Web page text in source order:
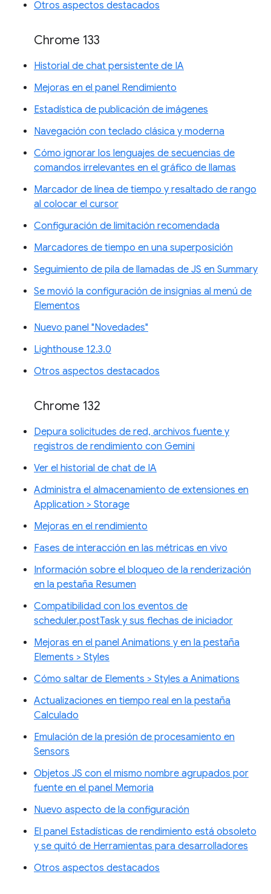
Otros aspectos destacados
Chrome 133
Historial de chat persistente de IA
Mejoras en el panel Rendimiento
Estadística de publicación de imágenes
Navegación con teclado clásica y moderna
Cómo ignorar los lenguajes de secuencias de
comandos irrelevantes en el gráfico de llamas
Marcador de línea de tiempo y resaltado de rango
al colocar el cursor
Configuración de limitación recomendada
Marcadores de tiempo en una superposición
Seguimiento de pila de llamadas de JS en Summary
Se movió la configuración de insignias al menú de
Elementos
Nuevo panel "Novedades"
Lighthouse 12.3.0
Otros aspectos destacados
Chrome 132
Depura solicitudes de red, archivos fuente y
registros de rendimiento con Gemini
Ver el historial de chat de IA
Administra el almacenamiento de extensiones en
Application > Storage
Mejoras en el rendimiento
Fases de interacción en las métricas en vivo
Información sobre el bloqueo de la renderización
en la pestaña Resumen
Compatibilidad con los eventos de
scheduler.postTask y sus flechas de iniciador
Mejoras en el panel Animations y en la pestaña
Elements > Styles
Cómo saltar de Elements > Styles a Animations
Actualizaciones en tiempo real en la pestaña
Calculado
Emulación de la presión de procesamiento en
Sensors
Objetos JS con el mismo nombre agrupados por
fuente en el panel Memoria
Nuevo aspecto de la configuración
El panel Estadísticas de rendimiento está obsoleto
y se quitó de Herramientas para desarrolladores
Otros aspectos destacados